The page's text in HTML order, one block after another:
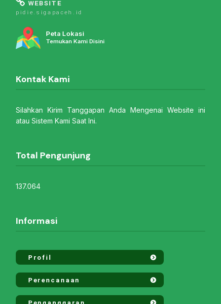
WEBSITE
pidie.sigapaceh.id
Peta Lokasi
Temukan Kami Disini
Kontak Kami
Silahkan Kirim Tanggapan Anda Mengenai Website ini
atau Sistem Kami Saat Ini.
Total Pengunjung
137.064
Informasi
Profil
Perencanaan
Penganggaran